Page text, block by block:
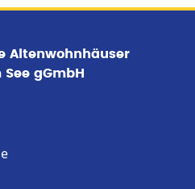
Altenwohnhäuser
gGmbH